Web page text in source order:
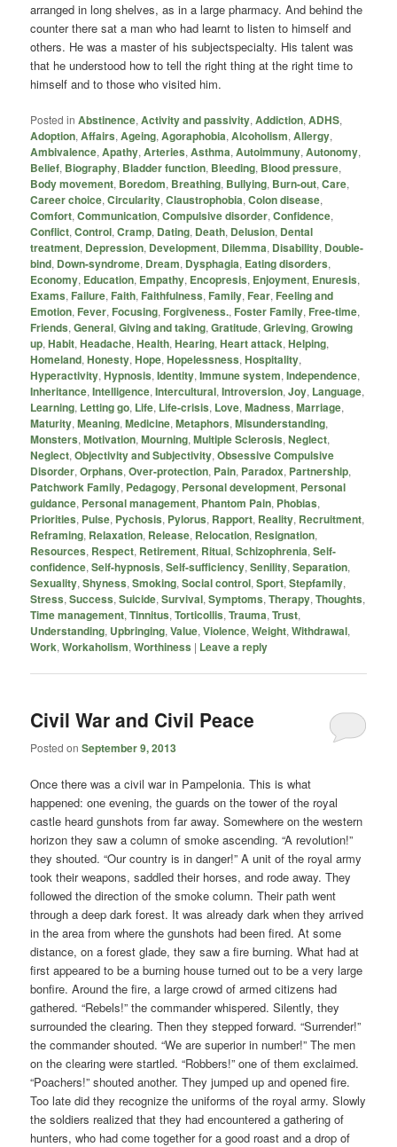
arranged in long shelves, as in a large pharmacy. And behind the
counter there sat a man who had learnt to listen to himself and
others. He was a master of his subjectspecialty. His talent was
that he understood how to tell the right thing at the right time to
himself and to those who visited him.
Posted in Abstinence,Activity and passivity,Addiction,ADHS,
Adoption,Affairs,Ageing,Agoraphobia,Alcoholism,Allergy,
Ambivalence,Apathy,Arteries,Asthma,Autoimmuny,Autonomy,
Belief, Biography, Bladder function, Bleeding, Blood pressure,
Body movement, Boredom, Breathing, Bullying, Burn-out,Care,
Career choice,Circularity,Claustrophobia,Colon disease,
Comfort,Communication,Compulsive disorder,Confidence,
Conflict,Control,Cramp, Dating, Death, Delusion, Dental
treatment, Depression, Development, Dilemma, Disability, Double-
bind, Down-syndrome, Dream, Dysphagia, Eating disorders,
Economy, Education, Empathy, Encopresis, Enjoyment, Enuresis,
Exams, Failure, Faith, Faithfulness, Family, Fear, Feeling and
Emotion, Fever, Focusing, Forgiveness., Foster Family, Free-time,
Friends,General,Giving and taking,Gratitude,Grieving,Growing
up,Habit,Headache,Health,Hearing,Heart attack,Helping,
Homeland,Honesty,Hope,Hopelessness,Hospitality,
Hyperactivity,Hypnosis,Identity,Immune system,Independence,
Inheritance,Intelligence,Intercultural,Introversion,Joy, Language,
Learning, Letting go, Life, Life-crisis, Love,Madness,Marriage,
Maturity,Meaning,Medicine,Metaphors,Misunderstanding,
Monsters,Motivation,Mourning,Multiple Sclerosis,Neglect,
Neglect,Objectivity and Subjectivity,Obsessive Compulsive
Disorder,Orphans,Over-protection, Pain, Paradox, Partnership,
Patchwork Family, Pedagogy, Personal development, Personal
guidance, Personal management, Phantom Pain, Phobias,
Priorities, Pulse, Pychosis, Pylorus, Rapport, Reality, Recruitment,
Reframing, Relaxation, Release, Relocation, Resignation,
Resources, Respect, Retirement, Ritual,Schizophrenia,Self-
confidence,Self-hypnosis,Self-sufficiency,Senility,Separation,
Sexuality,Shyness,Smoking,Social control,Sport,Stepfamily,
Stress,Success,Suicide,Survival,Symptoms,Therapy,Thoughts,
Time management,Tinnitus,Torticollis,Trauma,Trust,
Understanding, Upbringing,Value,Violence,Weight,Withdrawal,
Work,Workaholism,Worthiness | Leave a reply
Civil War and Civil Peace
Posted onSeptember 9, 2013
Once there was a civil war in Pampelonia. This is what
happened: one evening, the guards on the tower of the royal
castle heard gunshots from far away. Somewhere on the western
horizon they saw a column of smoke ascending. “A revolution!”
they shouted. “Our country is in danger!” A unit of the royal army
took their weapons, saddled their horses, and rode away. They
followed the direction of the smoke column. Their path went
through a deep dark forest. It was already dark when they arrived
in the area from where the gunshots had been fired. At some
distance, on a forest glade, they saw a fire burning. What had at
first appeared to be a burning house turned out to be a very large
bonfire. Around the fire, a large crowd of armed citizens had
gathered. “Rebels!” the commander whispered. Silently, they
surrounded the clearing. Then they stepped forward. “Surrender!”
the commander shouted. “We are superior in number!” The men
on the clearing were startled. “Robbers!” one of them exclaimed.
“Poachers!” shouted another. They jumped up and opened fire.
Too late did they recognize the uniforms of the royal army. Slowly
the soldiers realized that they had encountered a gathering of
hunters, who had come together for a good roast and a drop of